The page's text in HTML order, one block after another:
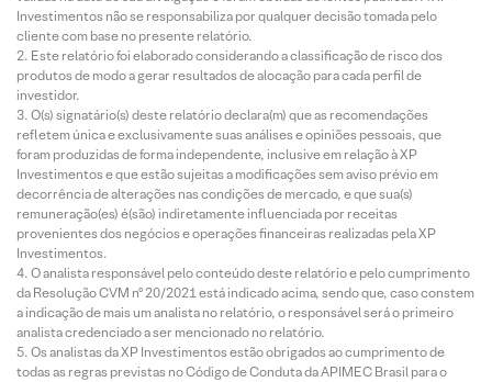
Investimentos não se responsabiliza por qualquer decisão tomada pelo
cliente com base no presente relatório.
Este relatório foi elaborado considerando a classificação de risco dos
produtos de modo a gerar resultados de alocação para cada perfil de
investidor.
O(s) signatário(s) deste relatório declara(m) que as recomendações
refletem única e exclusivamente suas análises e opiniões pessoais, que
foram produzidas de forma independente, inclusive em relação à XP
Investimentos e que estão sujeitas a modificações sem aviso prévio em
decorrência de alterações nas condições de mercado, e que sua(s)
remuneração(es) é(são) indiretamente influenciada por receitas
provenientes dos negócios e operações financeiras realizadas pela XP
Investimentos.
O analista responsável pelo conteúdo deste relatório e pelo cumprimento
da Resolução CVM nº 20/2021 está indicado acima, sendo que, caso constem
a indicação de mais um analista no relatório, o responsável será o primeiro
analista credenciado a ser mencionado no relatório.
Os analistas da XP Investimentos estão obrigados ao cumprimento de
todas as regras previstas no Código de Conduta da APIMEC Brasil para o